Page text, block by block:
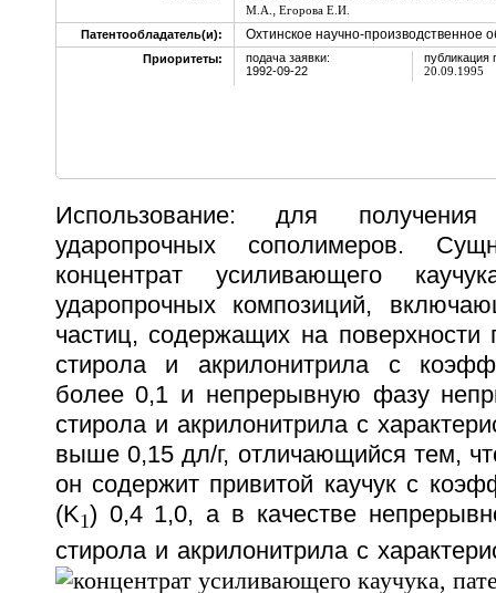
М.А. , Егорова Е.И.
Патентообладатель(и):
Охтинское научно-производственное
Приоритеты:
подача заявки:
1992-09-22
публикация
20.09.1995
Использование: для
ударопрочных сополимеров.
концентрат усиливающего
ударопрочных композиций,
частиц, содержащих на поверхности
стирола и акрилонитрила с
более 0,1 и непрерывную фазу
стирола и акрилонитрила с
выше 0,15 дл/г, отличающийся тем,
он содержит привитой каучук с
(K1) 0,4 1,0, а в качестве
стирола и акрилонитрила с